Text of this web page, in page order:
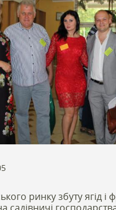
ринку збуту ягід і